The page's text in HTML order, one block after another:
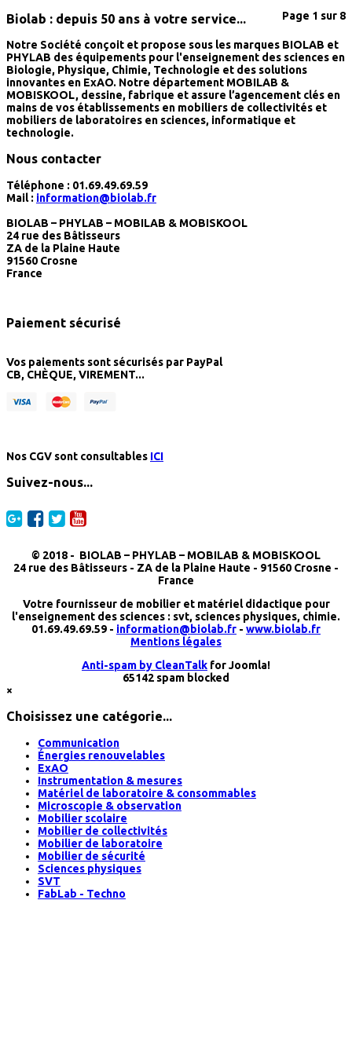
Page 1 sur 8
Biolab : depuis 50 ans à votre service...
Notre Société conçoit et propose sous les marques BIOLAB et
PHYLAB des équipements pour l'enseignement des sciences en
Biologie, Physique, Chimie, Technologie et des solutions
innovantes en ExAO. Notre département MOBILAB &
MOBISKOOL, dessine, fabrique et assure l’agencement clés en
mains de vos établissements en mobiliers de collectivités et
mobiliers de laboratoires en sciences, informatique et
technologie.
Nous contacter
Téléphone : 01.69.49.69.59
Mail : information@biolab.fr
BIOLAB – PHYLAB – MOBILAB & MOBISKOOL
24 rue des Bâtisseurs
ZA de la Plaine Haute
91560 Crosne
France
Paiement sécurisé
Vos paiements sont sécurisés par PayPal
CB, CHÈQUE, VIREMENT...
Nos CGV sont consultables ICI
Suivez-nous...
© 2018 - BIOLAB – PHYLAB – MOBILAB & MOBISKOOL
24 rue des Bâtisseurs - ZA de la Plaine Haute - 91560 Crosne -
France
Votre fournisseur de mobilier et matériel didactique pour
l'enseignement des sciences : svt, sciences physiques, chimie.
01.69.49.69.59 - information@biolab.fr - www.biolab.fr
Mentions légales
Anti-spam by CleanTalk for Joomla!
65142 spam blocked
×
Choisissez une catégorie...
Communication
Énergies renouvelables
ExAO
Instrumentation & mesures
Matériel de laboratoire & consommables
Microscopie & observation
Mobilier scolaire
Mobilier de collectivités
Mobilier de laboratoire
Mobilier de sécurité
Sciences physiques
SVT
FabLab - Techno